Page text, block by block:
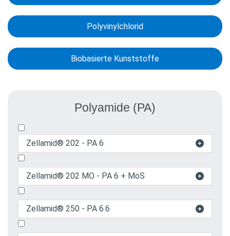
Polyvinyl­chlorid
Biobasierte Kunststoffe
Polyamide (PA)
Zellamid® 202 - PA 6 
Zellamid® 202 MO - PA 6 + MoS 
Zellamid® 250 - PA 6.6 